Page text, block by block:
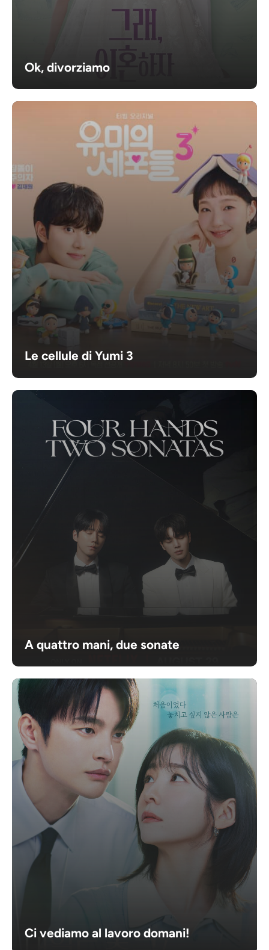
Ok, divorziamo
Le cellule di Yumi 3
A quattro mani, due sonate
Ci vediamo al lavoro domani!